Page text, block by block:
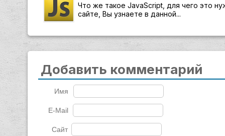
Что же такое JavaScript, для чего это
сайте, Вы узнаете в данной...
Добавить комментарий
Имя
E-Mail
Сайт